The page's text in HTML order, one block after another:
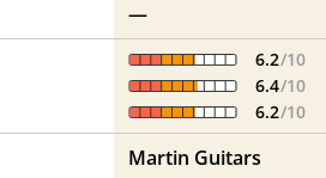
—
6.2/10
6.4/10
6.2/10
Martin Guitars